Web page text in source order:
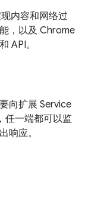
内容和网络过
，以及 Chrome
API。
向扩展 Service
任一端都可以监
响应。